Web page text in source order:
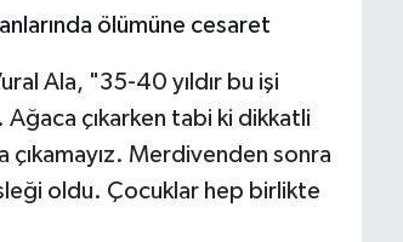
Ala, "35-40 yıldır bu işi
çıkarken tabi ki dikkatli
Merdivenden sonra
oldu. Çocuklar hep birlikte